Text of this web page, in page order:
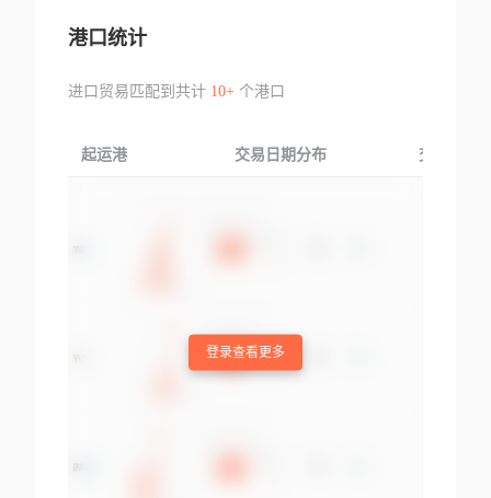
港口统计
进口贸易匹配到共计 10+个港口
起运港 交易日期分布 交易产品
登录查看更多